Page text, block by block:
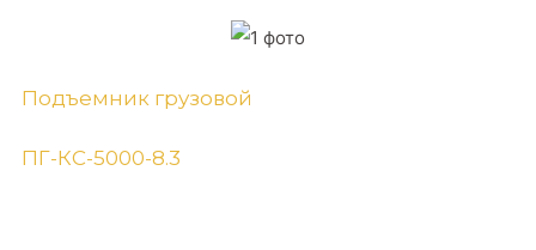
Подъемник грузовой
ПГ-КС-5000-8.3